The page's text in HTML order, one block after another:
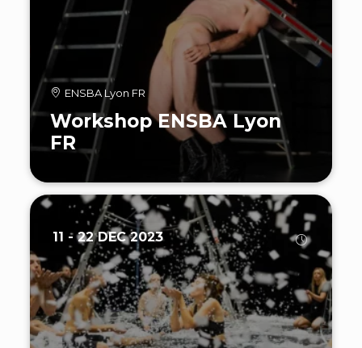
ENSBA Lyon FR
Workshop ENSBA Lyon
FR
11 - 22 DEC 2023